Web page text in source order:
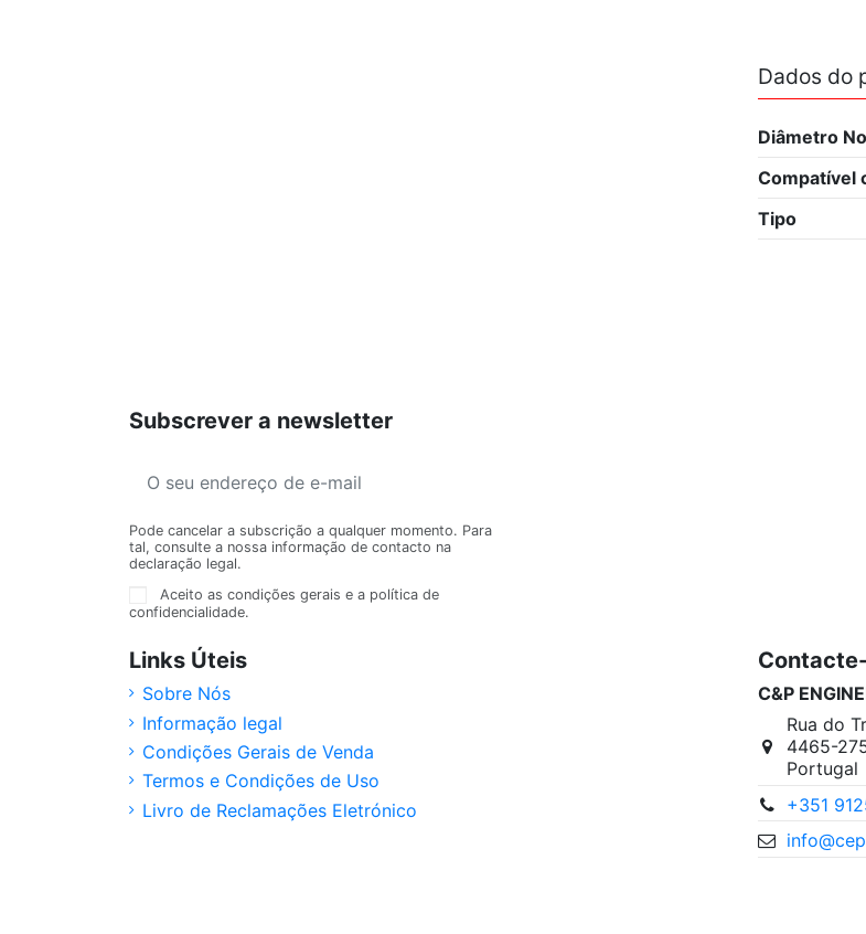
Dados do
Diâmetro
Compatível
Tipo
Subscrever a newsletter
Pode cancelar a subscrição a qualquer momento. Para
tal, consulte a nossa informação de contacto na
declaração legal.
Aceito as condições gerais e a política de
confidencialidade.
Links Úteis
Sobre Nós
Informação legal
Condições Gerais de Venda
Termos e Condições de Uso
Livro de Reclamações Eletrónico
C&P
Rua do
4465-
Portugal
+351